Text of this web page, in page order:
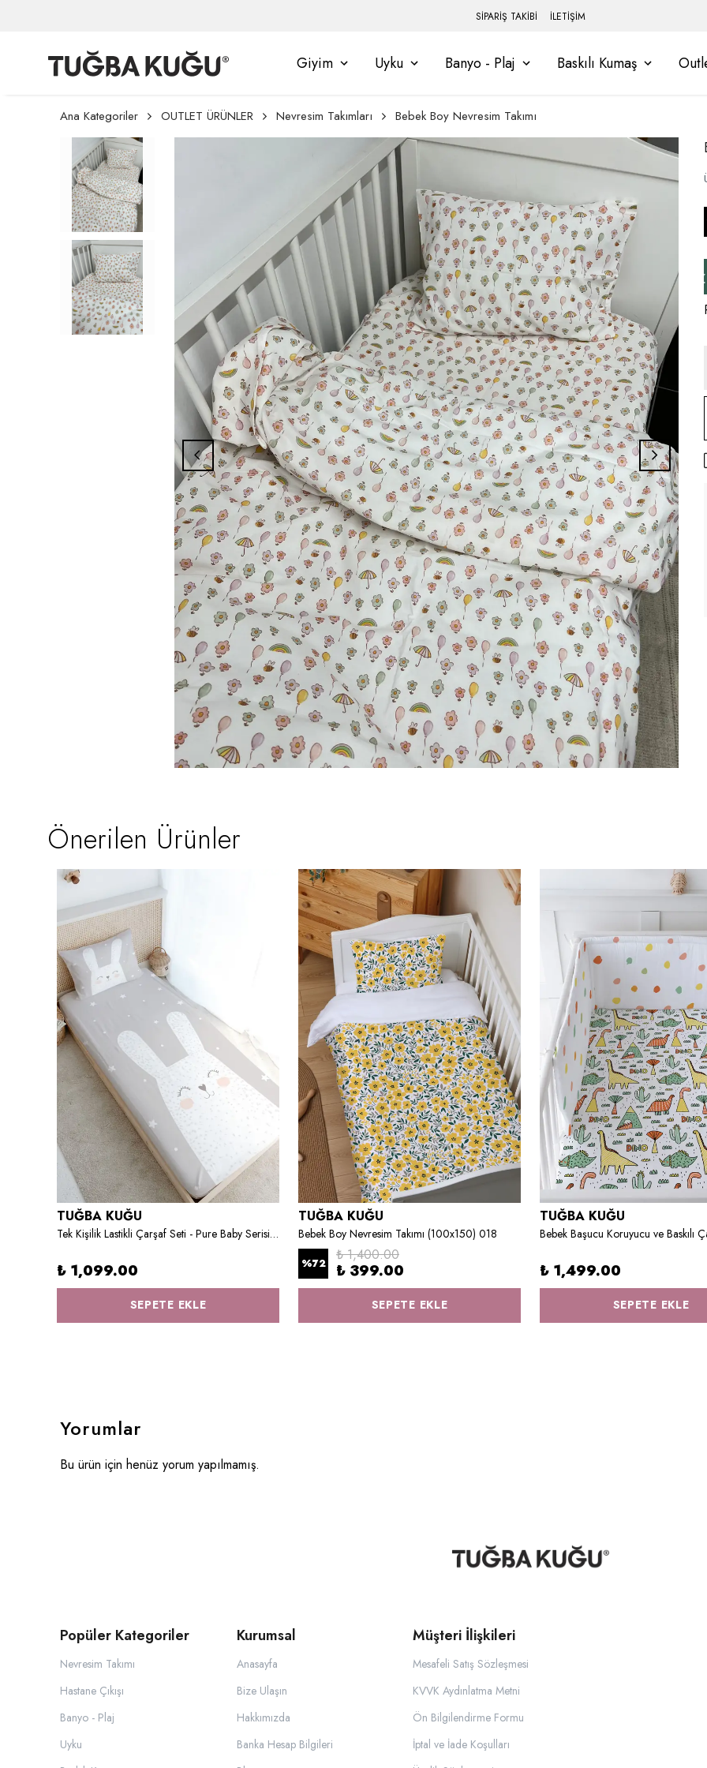
SİPARİŞ TAKİBİ İLETİŞİM
Giyim Uyku Banyo - Plaj Baskılı Kumaş
Ana Kategoriler OUTLET ÜRÜNLER Nevresim Takımları Bebek Boy Nevresim Takımı
Yararlanmak İçin Üyelik İşleminizi Tamamlayınız, Üye İseniz
Önerilen Ürünler
TUĞBA KUĞU
Tek Kişilik Lastikli Çarşaf Seti - Pure Baby Serisi - Gri Zeminli Beyaz Tavşan
₺ 1,099.00
SEPETE EKLE
TUĞBA KUĞU
Bebek Boy Nevresim Takımı (100x150) 018
%72 ₺ 1,400.00
₺ 399.00
SEPETE EKLE
TUĞBA KUĞU
₺ 1,499.00
SEPETE EKLE
Yorumlar
Bu ürün için henüz yorum yapılmamış.
Popüler Kategoriler
Nevresim Takımı
Hastane Çıkışı
Banyo - Plaj
Uyku
Kurumsal
Anasayfa
Bize Ulaşın
Hakkımızda
Banka Hesap Bilgileri
Müşteri İlişkileri
Mesafeli Satış Sözleşmesi
KVVK Aydınlatma Metni
Ön Bilgilendirme Formu
İptal ve İade Koşulları